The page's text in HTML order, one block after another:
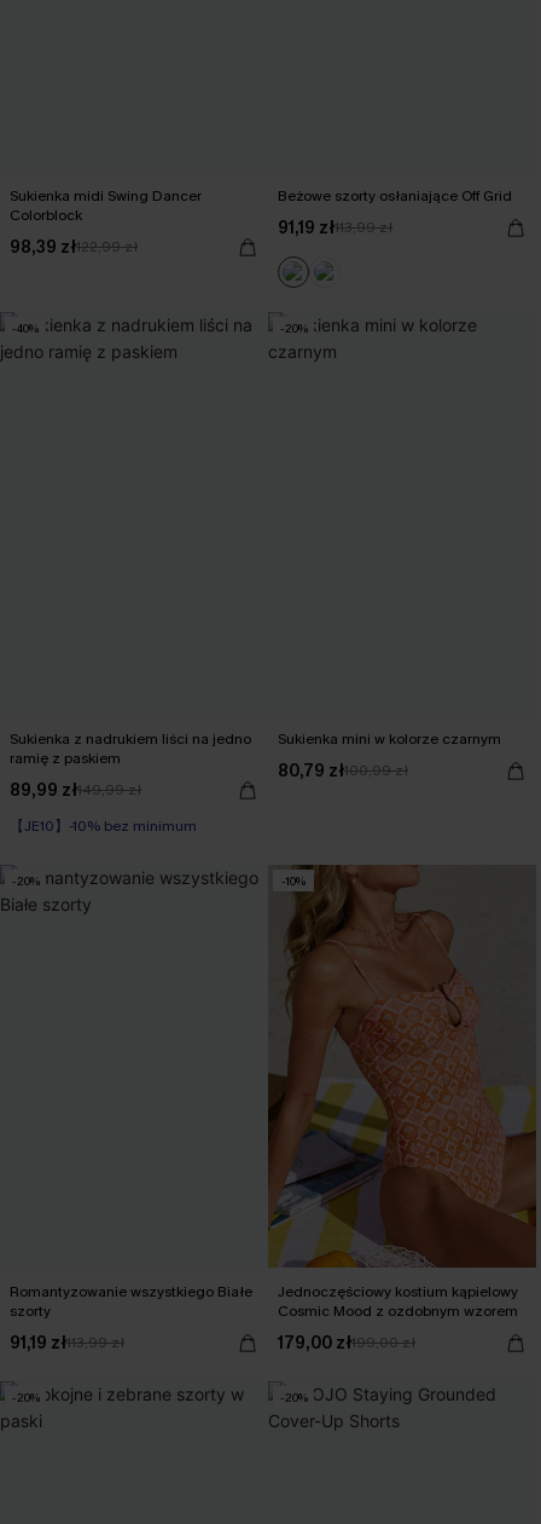
Sukienka midi Swing Dancer
Colorblock
98,39 zł122,99 zł
Beżowe szorty osłaniające Off Grid
91,19 zł113,99 zł
-40%
Sukienka z nadrukiem liści na jedno
ramię z paskiem
89,99 zł149,99 zł
【JE10】-10% bez minimum
Zdefiniowana talia
-20%
Sukienka mini w kolorze czarnym
80,79 zł100,99 zł
-20%
Romantyzowanie wszystkiego Białe
szorty
91,19 zł113,99 zł
-10%
Jednoczęściowy kostium kąpielowy
Cosmic Mood z ozdobnym wzorem
179,00 zł199,00 zł
-20% -20%